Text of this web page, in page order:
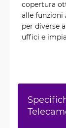
copertura
alle funzioni
per diverse
uffici e